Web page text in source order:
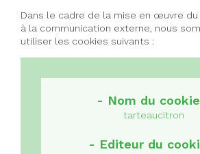
Dans le cadre de la mise en œuvre
à la communication externe, nous
utiliser les cookies suivants :
tarteaucitron